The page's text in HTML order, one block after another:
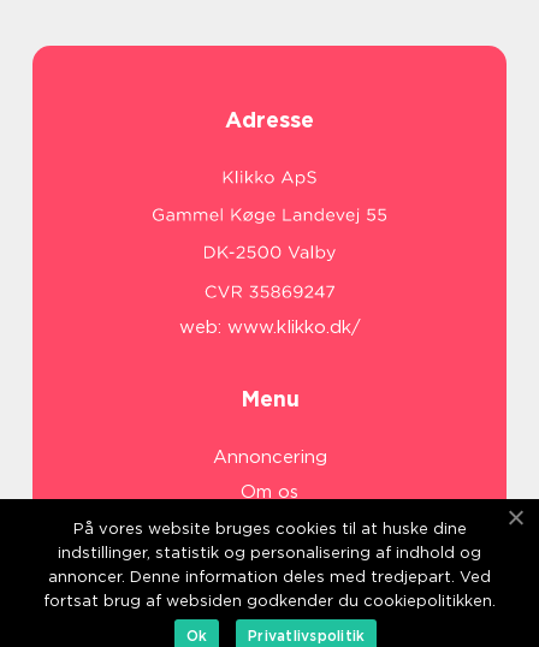
Adresse
web: www.klikko.dk/
Menu
Annoncering
Om os
Cookies
Kontakt os
Sitemap
På vores website bruges cookies til at huske dine
indstillinger, statistik og personalisering af indhold og
annoncer. Denne information deles med tredjepart. Ved
fortsat brug af websiden godkender du cookiepolitikken.
Ok
Privatlivspolitik